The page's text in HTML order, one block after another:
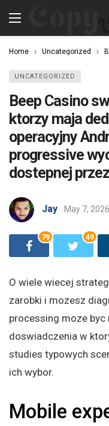
Home Uncategorized
UNCATEGORIZED
Beep Casino
ktorzy maja
operacyjny
progressive
dostepnej
Jay May 7, 2026
79 49
O wiele wiecej
zarobki i mozesz
processing moze
doswiadczenia w
studies typowych
ich wybor.
Mobile